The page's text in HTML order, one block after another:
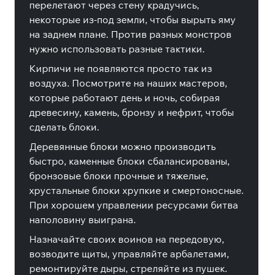
перелетают через стену крадучись,
некоторые из-под земли, чтобы вырыть яму
на заднем плане. Против разных монстров
нужно использовать разные тактики.
Кирпичи не появляются просто так из
воздуха. Посмотрите на наших мастеров,
которые работают день и ночь, собирая
древесину, камень, бронзу и нефрит, чтобы
сделать блоки.
Деревянные блоки можно производить
быстро, каменные блоки сбалансированы,
бронзовые блоки прочные и тяжелые,
хрустальные блоки хрупкие и смертоносные.
При хорошем управлении ресурсами битва
наполовину выиграна.
Назначайте своих воинов на передовую,
возводите щиты, управляйте арбалетами,
ремонтируйте дыры, стреляйте из пушек.